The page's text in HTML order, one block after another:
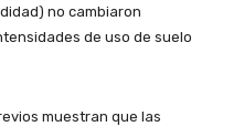
no cambiaron
de uso de suelo
muestran que las